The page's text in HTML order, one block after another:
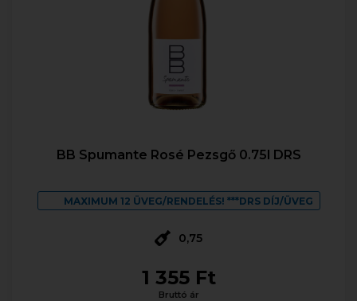
BB Spumante Rosé Pezsgő 0.75l DRS
MAXIMUM 12 ÜVEG/RENDELÉS! ***DRS DÍJ/ÜVEG
0,75
1 355 Ft
Bruttó ár